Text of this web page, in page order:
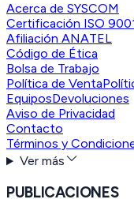
Acerca de SYSCOM
Certificación ISO
Afiliación ANATEL
Código de Ética
Bolsa de Trabajo
Política de Venta
EquiposDevoluciones
Aviso de Privacidad
Contacto
Términos y
Ver más
PUBLICACIONES